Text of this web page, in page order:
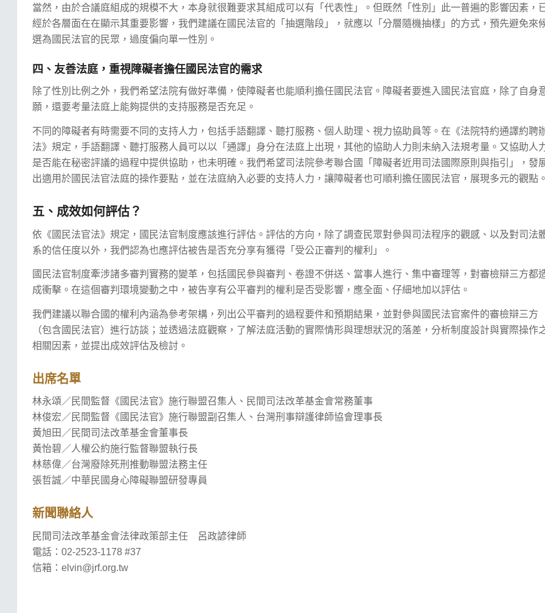
當然，由於合議庭組成的規模不大，本身就很難要求其組成可以有「代表性」。但既然「性別」此一普遍的影響因素，
經於各層面在在顯示其重要影響，我們建議在國民法官的「抽選階段」，就應以「分層隨機抽樣」的方式，預先避免來
選為國民法官的民眾，過度偏向單一性別。
四、友善法庭，重視障礙者擔任國民法官的需求
除了性別比例之外，我們希望法院有做好準備，使障礙者也能順利擔任國民法官。障礙者要進入國民法官庭，除了自身
願，還要考量法庭上能夠提供的支持服務是否充足。
不同的障礙者有時需要不同的支持人力，包括手語翻譯、聽打服務、個人助理、視力協助員等。在《法院特約通譯約聘
法》規定，手語翻譯、聽打服務人員可以以「通譯」身分在法庭上出現，其他的協助人力則未納入法規考量。又協助人
是否能在秘密評議的過程中提供協助，也未明確。我們希望司法院參考聯合國「障礙者近用司法國際原則與指引」，發
出適用於國民法官法庭的操作要點，並在法庭納入必要的支持人力，讓障礙者也可順利擔任國民法官，展現多元的觀點。
五、成效如何評估？
依《國民法官法》規定，國民法官制度應該進行評估。評估的方向，除了調查民眾對參與司法程序的觀感、以及對司法
系的信任度以外，我們認為也應評估被告是否充分享有獲得「受公正審判的權利」。
國民法官制度牽涉諸多審判實務的變革，包括國民參與審判、卷證不併送、當事人進行、集中審理等，對審檢辯三方都
成衝擊。在這個審判環境變動之中，被告享有公平審判的權利是否受影響，應全面、仔細地加以評估。
我們建議以聯合國的權利內涵為參考架構，列出公平審判的過程要件和預期結果，並對參與國民法官案件的審檢辯三方
（包含國民法官）進行訪談；並透過法庭觀察，了解法庭活動的實際情形與理想狀況的落差，分析制度設計與實際操作
相關因素，並提出成效評估及檢討。
出席名單
林永頌／民間監督《國民法官》施行聯盟召集人、民間司法改革基金會常務董事
林俊宏／民間監督《國民法官》施行聯盟副召集人、台灣刑事辯護律師協會理事長
黃旭田／民間司法改革基金會董事長
黃怡碧／人權公約施行監督聯盟執行長
林慈偉／台灣廢除死刑推動聯盟法務主任
張哲誠／中華民國身心障礙聯盟研發專員
新聞聯絡人
民間司法改革基金會法律政策部主任 呂政諺律師
電話：02-2523-1178 #37
信箱：elvin@jrf.org.tw